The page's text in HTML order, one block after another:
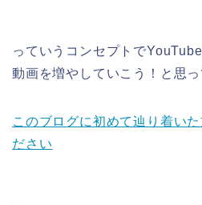
っていうコンセプトで
動画を増やしていこう！と思っ
このブログに初めて辿り着い
ださい